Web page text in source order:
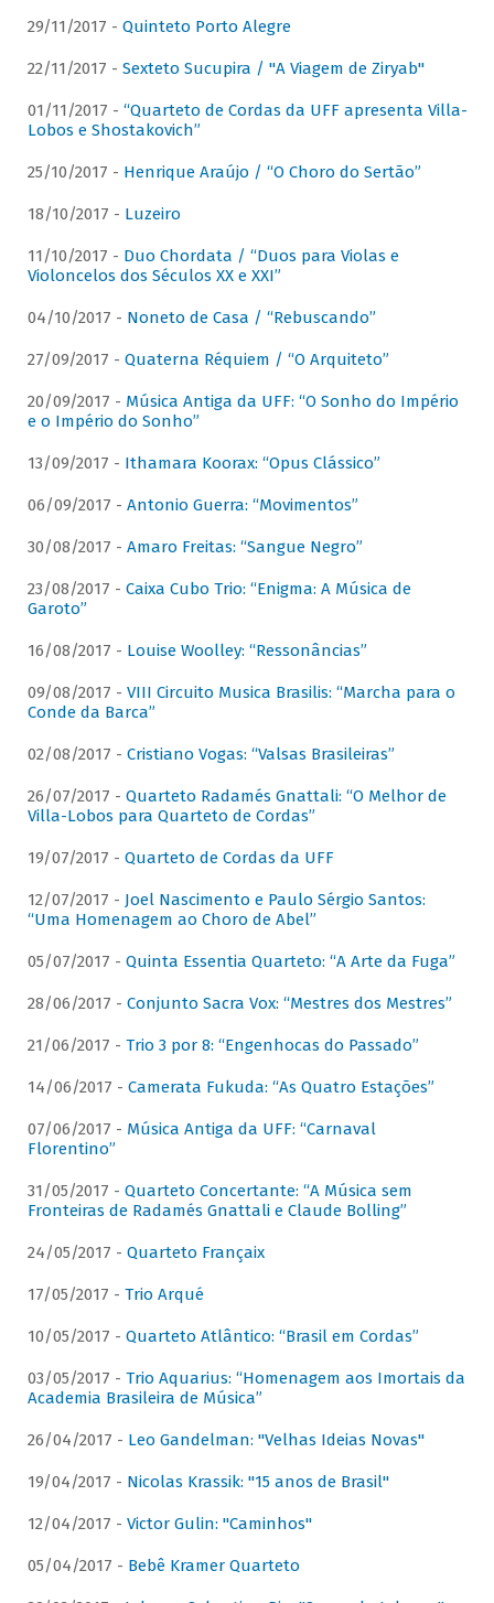
29/11/2017 - Quinteto Porto Alegre
22/11/2017 - Sexteto Sucupira / "A Viagem de Ziryab"
01/11/2017 - “Quarteto de Cordas da UFF apresenta Villa-
Lobos e Shostakovich”
25/10/2017 - Henrique Araújo / “O Choro do Sertão”
18/10/2017 - Luzeiro
11/10/2017 - Duo Chordata / “Duos para Violas e
Violoncelos dos Séculos XX e XXI”
04/10/2017 - Noneto de Casa / “Rebuscando”
27/09/2017 - Quaterna Réquiem / “O Arquiteto”
20/09/2017 - Música Antiga da UFF: “O Sonho do Império
e o Império do Sonho”
13/09/2017 - Ithamara Koorax: “Opus Clássico”
06/09/2017 - Antonio Guerra: “Movimentos”
30/08/2017 - Amaro Freitas: “Sangue Negro”
23/08/2017 - Caixa Cubo Trio: “Enigma: A Música de
Garoto”
16/08/2017 - Louise Woolley: “Ressonâncias”
09/08/2017 - VIII Circuito Musica Brasilis: “Marcha para o
Conde da Barca”
02/08/2017 - Cristiano Vogas: “Valsas Brasileiras”
26/07/2017 - Quarteto Radamés Gnattali: “O Melhor de
Villa-Lobos para Quarteto de Cordas”
19/07/2017 - Quarteto de Cordas da UFF
12/07/2017 - Joel Nascimento e Paulo Sérgio Santos:
“Uma Homenagem ao Choro de Abel”
05/07/2017 - Quinta Essentia Quarteto: “A Arte da Fuga”
28/06/2017 - Conjunto Sacra Vox: “Mestres dos Mestres”
21/06/2017 - Trio 3 por 8: “Engenhocas do Passado”
14/06/2017 - Camerata Fukuda: “As Quatro Estações”
07/06/2017 - Música Antiga da UFF: “Carnaval
Florentino”
31/05/2017 - Quarteto Concertante: “A Música sem
Fronteiras de Radamés Gnattali e Claude Bolling”
24/05/2017 - Quarteto Françaix
17/05/2017 - Trio Arqué
10/05/2017 - Quarteto Atlântico: “Brasil em Cordas”
03/05/2017 - Trio Aquarius: “Homenagem aos Imortais da
Academia Brasileira de Música”
26/04/2017 - Leo Gandelman: "Velhas Ideias Novas"
19/04/2017 - Nicolas Krassik: "15 anos de Brasil"
12/04/2017 - Victor Gulin: "Caminhos"
05/04/2017 - Bebê Kramer Quarteto